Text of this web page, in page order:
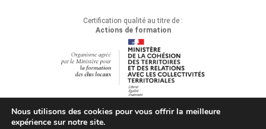
Certification qualité au titre de :
Actions de formation
Nous utilisons des cookies pour vous offrir la meilleure
expérience sur notre site.